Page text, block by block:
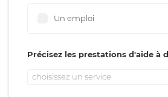
Un emploi
Précisez les prestations d'aide à
choisissez un service